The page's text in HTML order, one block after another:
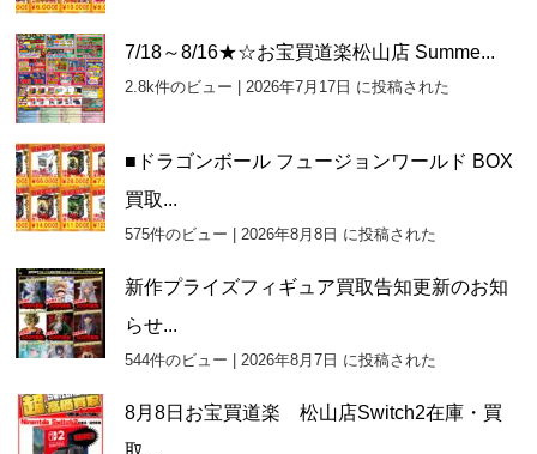
7/18～8/16★☆お宝買道楽松山店 Summe...
2.8k件のビュー 2026年7月17日 に投稿された
■ドラゴンボール フュージョンワールド BOX
買取...
575件のビュー 2026年8月8日 に投稿された
新作プライズフィギュア買取告知更新のお知
らせ...
544件のビュー 2026年8月7日 に投稿された
8月8日お宝買道楽 松山店Switch2在庫・買